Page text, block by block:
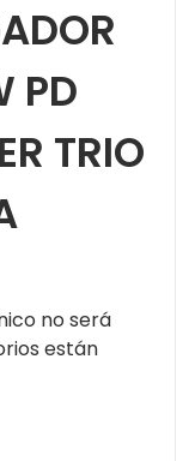
PD
TRIO
no será
están